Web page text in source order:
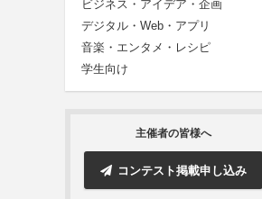
ビジネス・アイデア・企画
デジタル・Web・アプリ
音楽・エンタメ・レシピ
学生向け
主催者の皆様へ
コンテスト掲載申し込み